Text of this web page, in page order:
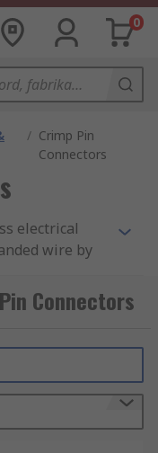
0
/ Crimp Pin
Connectors
electrical
wire by
a single pin
or inserted
used for?
in
Connectors